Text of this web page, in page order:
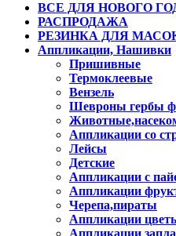
ВСЕ ДЛЯ НОВОГО
РАСПРОДАЖА
РЕЗИНКА ДЛЯ
Аппликации, Нашивки
Пришивные
Термоклеевые
Вензель
Шевроны гербы
Аппликации со
Лейсы
Детские
Аппликации с
Аппликации
Черепа,пираты
Аппликации